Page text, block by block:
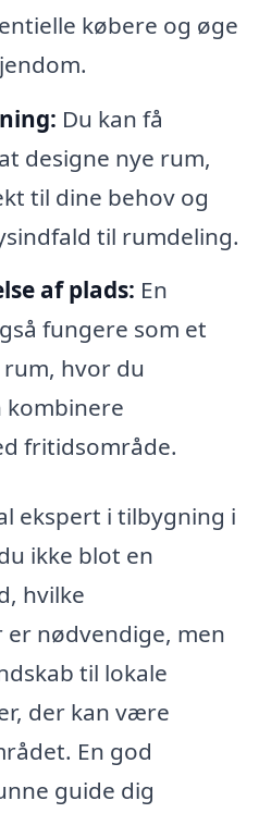
købere og øge
Du kan få
designe nye rum,
til dine behov og
til rumdeling.
af plads: En
fungere som et
hvor du
kombinere
fritidsområde.
ekspert i tilbygning i
ikke blot en
hvilke
nødvendige, men
til lokale
der kan være
En god
guide dig